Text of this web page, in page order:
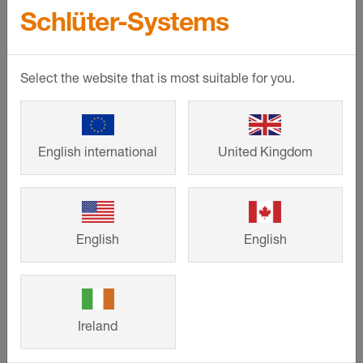
Personnalisation
Schlüter-
SL-AC
Plinthe en
aluminium coloré,
hauteurs
différentes
Personnalisation
Schlüter-
SL-AC
Accessoires :
angles sortants ou
capuchons de
fermeture et pièces
Schlüter-Systems
Select the website that is most suitable for you.
English international United Kingdom
English English
Ireland